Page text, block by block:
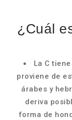
¿Cuál
La C
proviene de
árabes y
deriva
forma de